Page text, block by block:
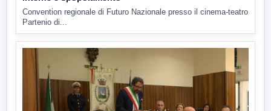
Convention regionale di Futuro Nazionale presso il cinema-teatro
Partenio di...